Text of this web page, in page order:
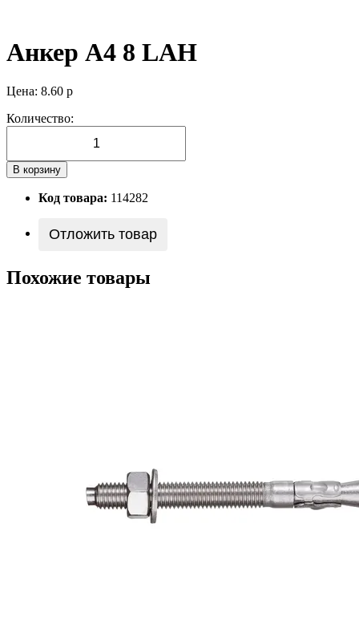
Анкер А4 8 LAН
Цена: 8.60 р
Количество:
В корзину
Код товара: 114282
Отложить товар
Похожие товары